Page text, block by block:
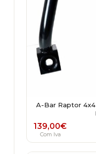
A-Bar Raptor
139,00€
Com Iva